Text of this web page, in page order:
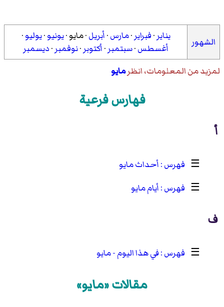
الشهور يناير ·فبراير ·مارس·أبريل·مايو·يونيو·يوليو·
أغسطس·سبتمبر ·أكتوبر ·نوفمبر ·ديسمبر
لمزيد من المعلومات، انظرمايو
فهارس فرعية
أ
☰
أحداث مايو
☰
أيام مايو
ف
☰ في هذا اليوم - مايو
مقالات «مايو»